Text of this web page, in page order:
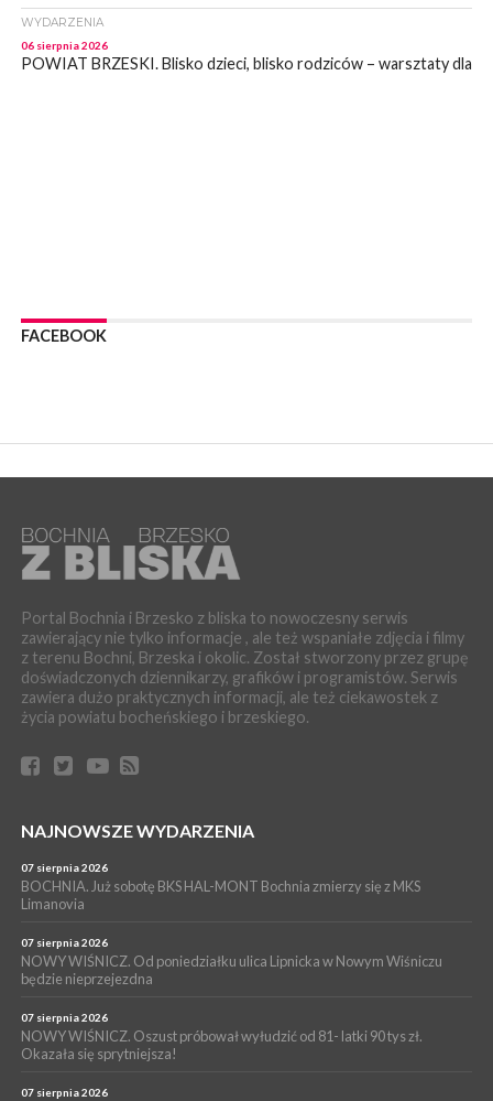
WYDARZENIA
06 sierpnia 2026
POWIAT BRZESKI. Blisko dzieci, blisko rodziców – warsztaty dla
06 sierpnia 2026
LIPNICA MUROWANA. Oddaj krew, pomóż potrzebującym!
WYDARZENIA
06 sierpnia 2026
BORZĘCIN. Już w najbliższy weekend XIX Borzęckie Święto
PIELGRZYMKA 2026
05 sierpnia 2026
Z BOCHNI NA JASNĄ GÓRĘ. Drugi dzień wędrówki [ZDJĘCIA]
WYDARZENIA
NASZ NEWS. Powstał Komitet Ochrony Ładu
Przestrzennego Miasta Bochnia. To odpowiedź na działania
WYDARZENIA
LIPNICA MUROWANA. Na święcie gminy zagra zespół Kombi
[PROGRAM]
05 sierpnia 2026
GMINA DRWINIA. 45 dzieci będzie się uczyć pływać. Zajęcia
ruszą we wrześniu
FACEBOOK
Portal Bochnia i Brzesko z bliska to nowoczesny serwis
zawierający nie tylko informacje , ale też wspaniałe zdjęcia i filmy
z terenu Bochni, Brzeska i okolic. Został stworzony przez grupę
doświadczonych dziennikarzy, grafików i programistów. Serwis
zawiera dużo praktycznych informacji, ale też ciekawostek z
życia powiatu bocheńskiego i brzeskiego.
NAJNOWSZE WYDARZENIA
07 sierpnia 2026
BOCHNIA. Już sobotę BKS HAL-MONT Bochnia zmierzy się z MKS
Limanovia
07 sierpnia 2026
NOWY WIŚNICZ. Od poniedziałku ulica Lipnicka w Nowym Wiśniczu
będzie nieprzejezdna
07 sierpnia 2026
NOWY WIŚNICZ. Oszust próbował wyłudzić od 81- latki 90 tys zł.
Okazała się sprytniejsza!
07 sierpnia 2026